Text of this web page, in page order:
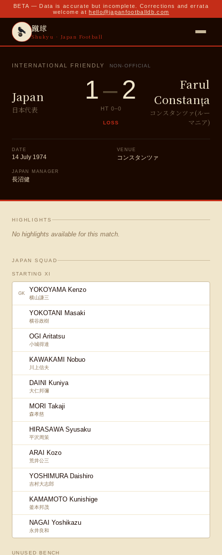
BETA — Data is accurate but incomplete. Corrections and errata
welcome at hello@japanfootballdb.com
蹴球
Shukyu · Japan Football
INTERNATIONAL FRIENDLY NON-OFFICIAL
Japan
日本代表
1–2
HT 0–0
LOSS
Farul
Constanța
コンスタンツァ(ルー
マニア)
DATE
14 July 1974
VENUE
コンスタンツァ
JAPAN MANAGER
長沼健
HIGHLIGHTS
No highlights available for this match.
JAPAN SQUAD
STARTING XI
GK YOKOYAMA Kenzo
横山謙三
YOKOTANI Masaki
横谷政樹
OGI Aritatsu
小城得達
KAWAKAMI Nobuo
川上信夫
DAINI Kuniya
大仁邦彌
MORI Takaji
森孝慈
HIRASAWA Syusaku
平沢周策
ARAI Kozo
荒井公三
YOSHIMURA Daishiro
吉村大志郎
KAMAMOTO Kunishige
釜本邦茂
NAGAI Yoshikazu
永井良和
UNUSED BENCH